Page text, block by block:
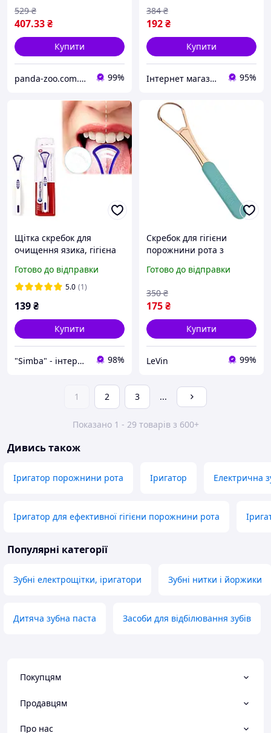
407.33₴
529 ₴
Купити
panda-zoo.com.ua 99%
192₴
384 ₴
Купити
Інтернет магазин «Smart Life» 95%
Щітка скребок для
очищення язика, гігієна
Готово до відправки
5.0 (1)
139₴
Купити
"Simba" - інтернет магазин 98%
Скребок для гігієни
порожнини рота з
язика щітка
Готово до відправки
175₴
350 ₴
Купити
LeVin 99%
1 2 3 ...
Показано 1 - 29 товарів з 600+
Дивись також
Іригатор порожнини рота Іригатор Електрична
Іригатор для ефективної гігієни порожнини рота
Популярні категорії
Зубні електрощітки, іригатори Зубні нитки і йоржики
Дитяча зубна паста Засоби для відбілювання зубів
Покупцям
Продавцям
Про нас